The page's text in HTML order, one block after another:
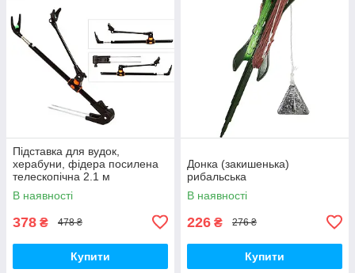
Підставка для вудок,
херабуни, фідера посилена
телескопічна 2.1 м
В наявності
378 ₴ 478 ₴
Купити
Донка (закишенька)
рибальська
В наявності
226 ₴ 276 ₴
Купити